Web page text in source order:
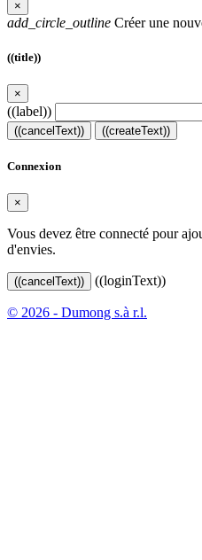
×
add_circle_outline Créer une
((title))
×
((label))
((cancelText)) ((createText))
Connexion
×
Vous devez être connecté pour
d'envies.
((cancelText)) ((loginText))
© 2026 - Dumong s.à r.l.